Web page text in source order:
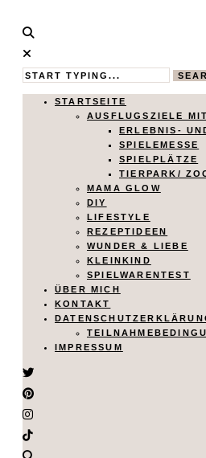
Calistas
Traum
MAMABLOG
STARTSEITE
AUSFLUGSZIELE
ERLEBNIS-
SPIELEMESSE
SPIELPLÄTZE
TIERPARK/
MAMA GLOW
DIY
LIFESTYLE
REZEPTIDEEN
WUNDER & LIEBE
KLEINKIND
SPIELWARENTEST
ÜBER MICH
KONTAKT
IMPRESSUM